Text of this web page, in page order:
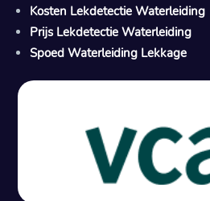
Gratis offerte in 24 uur
Kosten Lekdetectie Waterleiding
Prijs Lekdetectie Waterleiding
Spoed Waterleiding Lekkage